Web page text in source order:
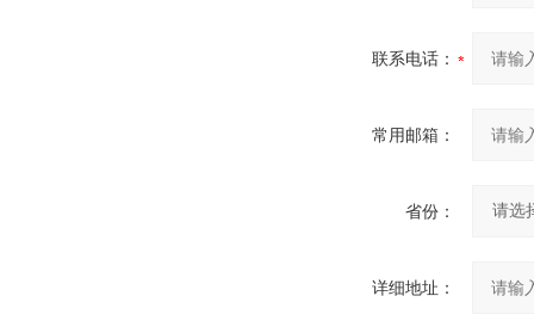
联系电话：
常用邮箱：
省份：
详细地址：